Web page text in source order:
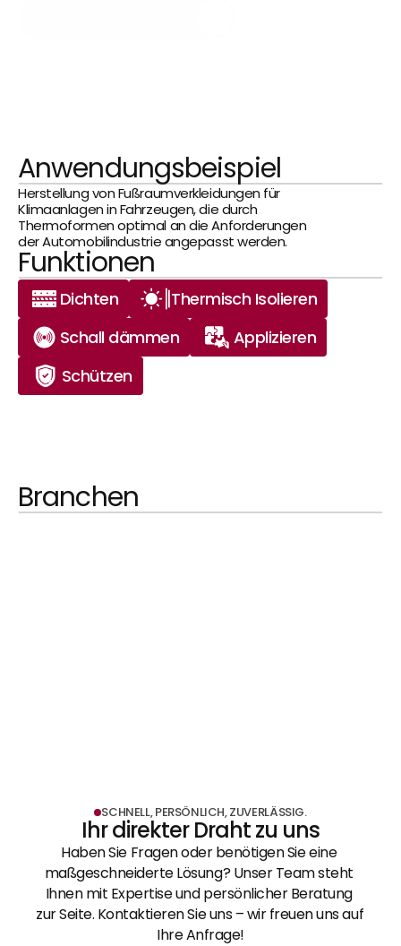
Anwendungsbeispiel
Herstellung von Fußraumverkleidungen für
Klimaanlagen in Fahrzeugen, die durch
Thermoformen optimal an die Anforderungen
der Automobilindustrie angepasst werden.
Funktionen
Dichten
Thermisch Isolieren
Schall dämmen
Applizieren
Schützen
Branchen
SCHNELL, PERSÖNLICH, ZUVERLÄSSIG.
Ihr direkter Draht zu uns
Haben Sie Fragen oder benötigen Sie eine
maßgeschneiderte Lösung? Unser Team steht
Ihnen mit Expertise und persönlicher Beratung
zur Seite. Kontaktieren Sie uns – wir freuen uns auf
Ihre Anfrage!